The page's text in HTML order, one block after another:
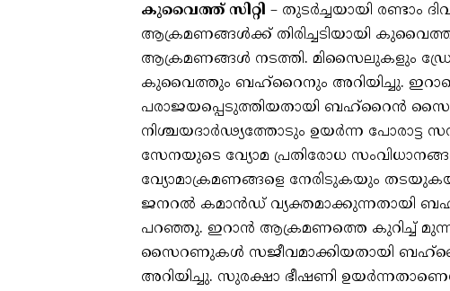
കുവൈത്ത് സിറ്റി – തുടര്‍ച്ചയായി രണ്ടാം
ആക്രമണങ്ങള്‍ക്ക് തിരിച്ചടിയായി
ആക്രമണങ്ങള്‍ നടത്തി. മിസൈലുകളും
കുവൈത്തും ബഹ്‌റൈനും അറിയിച്ചു.
പരാജയപ്പെടുത്തിയതായി ബഹ്റൈന്‍
നിശ്ചയദാര്‍ഢ്യത്തോടും ഉയര്‍ന്ന
സേനയുടെ വ്യോമ പ്രതിരോധ
വ്യോമാക്രമണങ്ങളെ നേരിടുകയും
ജനറല്‍ കമാന്‍ഡ് വ്യക്തമാക്കുന്നതായി
പറഞ്ഞു. ഇറാന്‍ ആക്രമണത്തെ കുറിച്ച്
സൈറണുകള്‍ സജീവമാക്കിയതായി
അറിയിച്ചു. സുരക്ഷാ ഭീഷണി